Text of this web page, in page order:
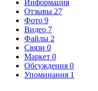
Информация
Отзывы 27
Фото 9
Видео 7
Файлы 2
Связи 0
Маркет 0
Обсуждения 0
Упоминания 1